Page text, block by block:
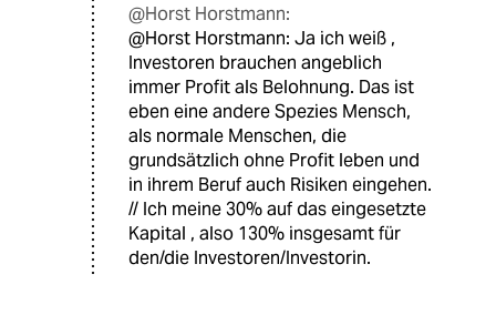
@Horst Horstmann:
@Horst Horstmann: Ja ich weiß ,
Investoren brauchen angeblich
immer Profit als Belohnung. Das ist
eben eine andere Spezies Mensch,
als normale Menschen, die
grundsätzlich ohne Profit leben und
in ihrem Beruf auch Risiken eingehen.
// Ich meine 30% auf das eingesetzte
Kapital , also 130% insgesamt für
den/die Investoren/Investorin.